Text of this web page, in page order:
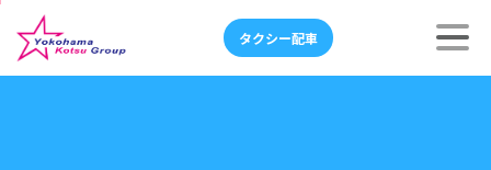
タクシー配車